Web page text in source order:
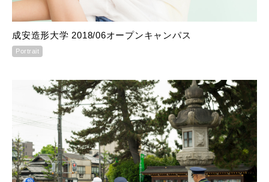
成安造形大学 2018/06オープンキャンパス
Portrait